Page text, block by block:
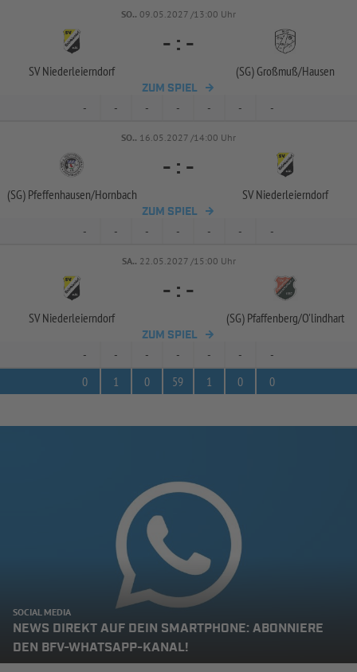
SO.. 09.05.2027 /13:00 Uhr
SV Niederleierndorf
- : -
(SG) Großmuß/Hausen
ZUM SPIEL
- - - - - - -
SO.. 16.05.2027 /14:00 Uhr
(SG) Pfeffenhausen/Hornbach
- : -
SV Niederleierndorf
ZUM SPIEL
- - - - - - -
SA.. 22.05.2027 /15:00 Uhr
SV Niederleierndorf
- : -
(SG) Pfaffenberg/O'lindhart
ZUM SPIEL
- - - - - -
-
0
1 0 59 1 0 0
SOCIAL MEDIA
NEWS DIREKT AUF DEIN SMARTPHONE: ABONNIERE
DEN BFV-WHATSAPP-KANAL!